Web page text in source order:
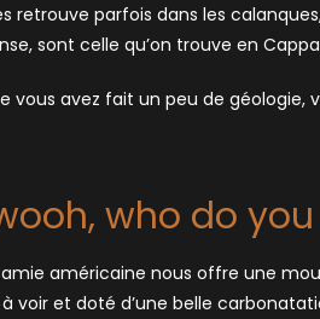
retrouve parfois dans les
sont celle qu’on trouve en
vous avez fait un peu de géologie,
who do
américaine nous offre une
voir et doté d’une belle